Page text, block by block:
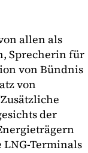
allen als
Sprecherin für
von Bündnis
von
der
Terminals